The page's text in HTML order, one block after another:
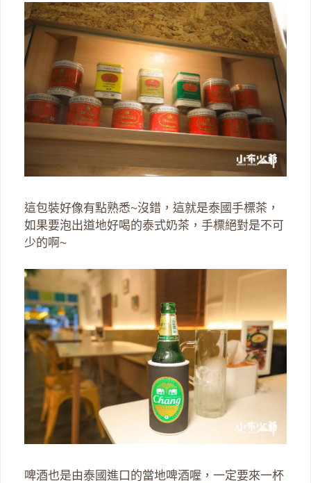
這包裝好像有點熟悉~沒錯，這就是泰國手標茶，
如果要泡出道地好喝的泰式奶茶，手標絕對是不可
少的啊~
啤酒也是由泰國進口的當地啤酒喔，一定要來一杯